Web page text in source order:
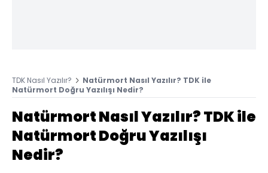
TDK Nasıl Yazılır?
Natürmort Nasıl Yazılır? TDK ile
Natürmort Doğru Yazılışı Nedir?
Natürmort Nasıl Yazılır? TDK ile
Natürmort Doğru Yazılışı
Nedir?